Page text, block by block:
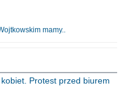
mamy..
Protest przed biurem